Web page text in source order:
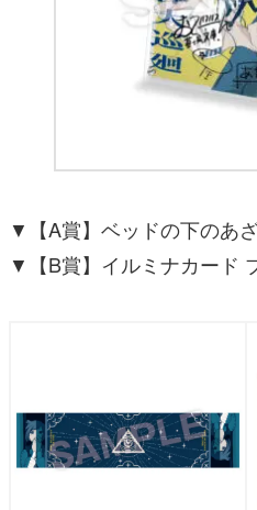
▼【A賞】ベッドの下の
▼【B賞】イルミナカード